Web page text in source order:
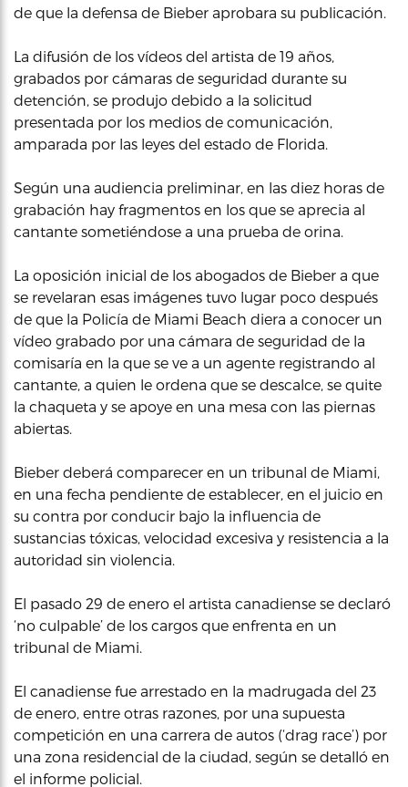
de que la defensa de Bieber aprobara su publicación.
La difusión de los vídeos del artista de 19 años,
grabados por cámaras de seguridad durante su
detención, se produjo debido a la solicitud
presentada por los medios de comunicación,
amparada por las leyes del estado de Florida.
Según una audiencia preliminar, en las diez horas de
grabación hay fragmentos en los que se aprecia al
cantante sometiéndose a una prueba de orina.
La oposición inicial de los abogados de Bieber a que
se revelaran esas imágenes tuvo lugar poco después
de que la Policía de Miami Beach diera a conocer un
vídeo grabado por una cámara de seguridad de la
comisaría en la que se ve a un agente registrando al
cantante, a quien le ordena que se descalce, se quite
la chaqueta y se apoye en una mesa con las piernas
abiertas.
Bieber deberá comparecer en un tribunal de Miami,
en una fecha pendiente de establecer, en el juicio en
su contra por conducir bajo la influencia de
sustancias tóxicas, velocidad excesiva y resistencia a la
autoridad sin violencia.
El pasado 29 de enero el artista canadiense se declaró
‘no culpable’ de los cargos que enfrenta en un
tribunal de Miami.
El canadiense fue arrestado en la madrugada del 23
de enero, entre otras razones, por una supuesta
competición en una carrera de autos (‘drag race’) por
una zona residencial de la ciudad, según se detalló en
el informe policial.